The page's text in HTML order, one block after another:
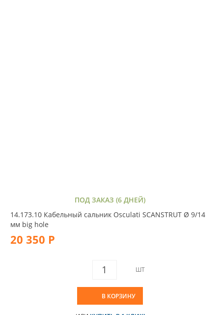
ПОД ЗАКАЗ (6 ДНЕЙ)
14.173.10 Кабельный сальник Osculati SCANSTRUT Ø 9/14
мм big hole
20 350 Р
ШТ
В КОРЗИНУ